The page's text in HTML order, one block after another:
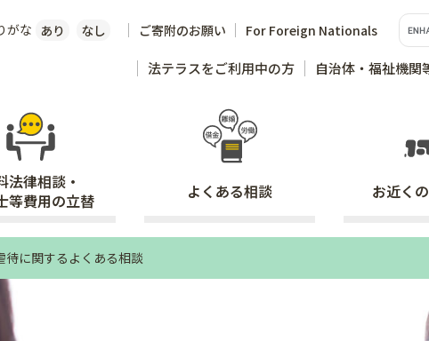
がな あり なし ご寄附のお願い For Foreign Nationals
法テラスをご利用中の方 自治体・福祉機関
法律相談・
等費用の立替
よくある相談 お近くの
待に関するよくある相談